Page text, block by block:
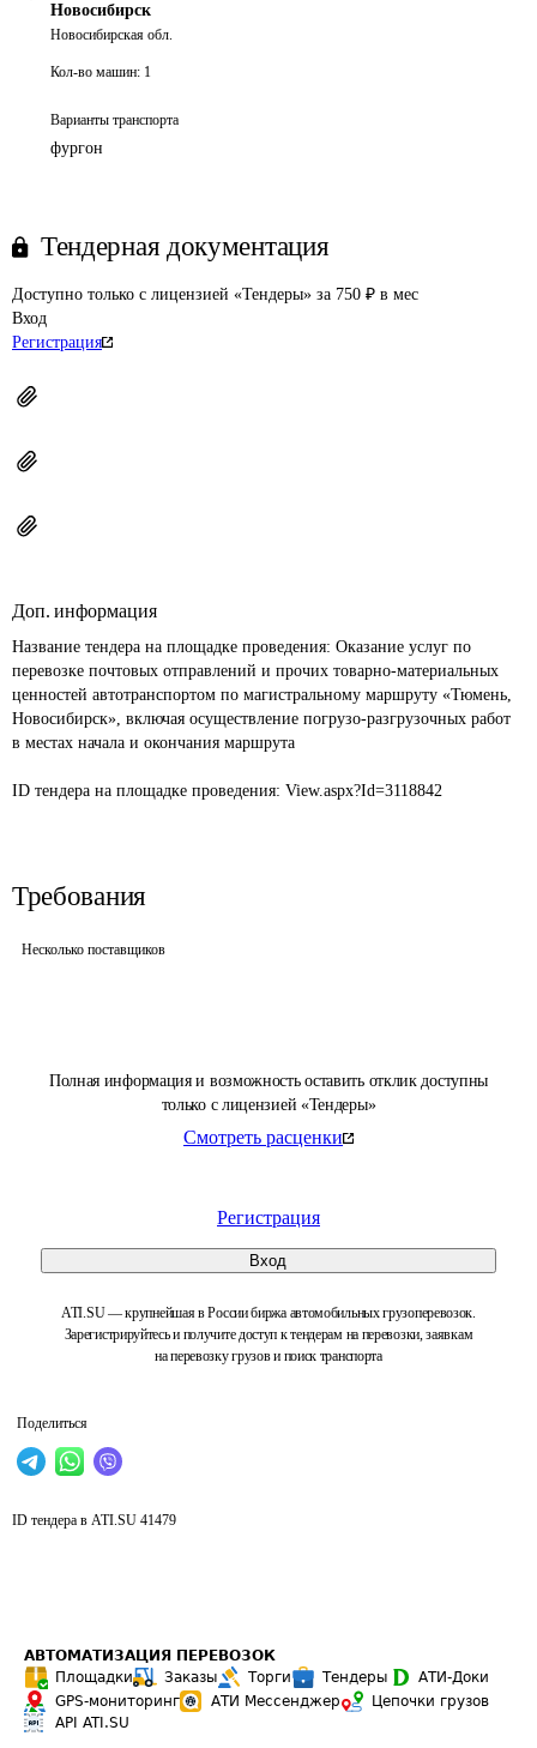
Полная информация и возможность оставить отклик доступны
только с лицензией «Тендеры»
Смотреть расценки
Регистрация
Вход
ATI.SU — крупнейшая в России биржа автомобильных грузоперевозок.
Зарегистрируйтесь и получите доступ к тендерам на перевозки, заявкам
на перевозку грузов и поиск транспорта
Поделиться
Новосибирск
Новосибирская обл.
Кол-во машин: 1
Варианты транспорта
фургон
Тендерная документация
Доступно только с лицензией «Тендеры» за 750 ₽ в мес
Вход
Регистрация
Доп. информация
Название тендера на площадке проведения: Оказание услуг по
перевозке почтовых отправлений и прочих товарно-материальных
ценностей автотранспортом по магистральному маршруту «Тюмень,
Новосибирск», включая осуществление погрузо-разгрузочных работ
в местах начала и окончания маршрута
ID тендера на площадке проведения: View.aspx?Id=3118842
Требования
Несколько поставщиков
ID тендера в ATI.SU 41479
АВТОМАТИЗАЦИЯ ПЕРЕВОЗОК
Площадки
Заказы Торги Тендеры
АТИ-Доки
GPS-мониторинг
АТИ Мессенджер
Цепочки грузов
API ATI.SU